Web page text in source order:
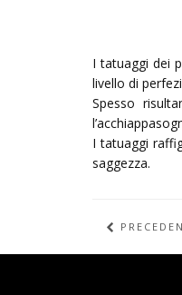
I tatuaggi dei
livello di
Spesso
I tatuaggi
saggezza.